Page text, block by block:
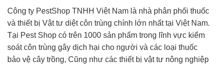
Công ty PestShop TNHH Việt Nam là nhà phân phối thuốc
và thiết bị Vật tư diệt côn trùng chính lớn nhất tại Việt Nam.
Tại Pest Shop có trên 1000 sản phẩm trong lĩnh vực kiểm
soát côn trùng gây dịch hại cho người và các loại thuốc
bảo vệ cây trồng, Cũng như các thiết bị vật tư nông nghiệp